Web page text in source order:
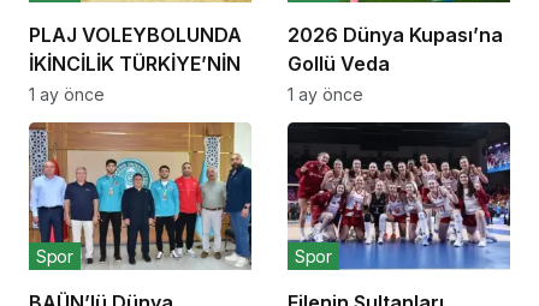
PLAJ VOLEYBOLUNDA
İKİNCİLİK TÜRKİYE’NİN
1 ay önce
2026 Dünya Kupası’na
Gollü Veda
1 ay önce
Spor Spor